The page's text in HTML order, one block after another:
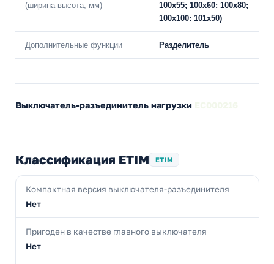
(ширина-высота, мм)
100х55; 100х60: 100х80;
100х100: 101х50)
Дополнительные функции Разделитель
Выключатель-разъединитель нагрузки
Классификация ETIM ETIM
Компактная версия выключателя-разъединителя
Нет
Пригоден в качестве главного выключателя
Нет